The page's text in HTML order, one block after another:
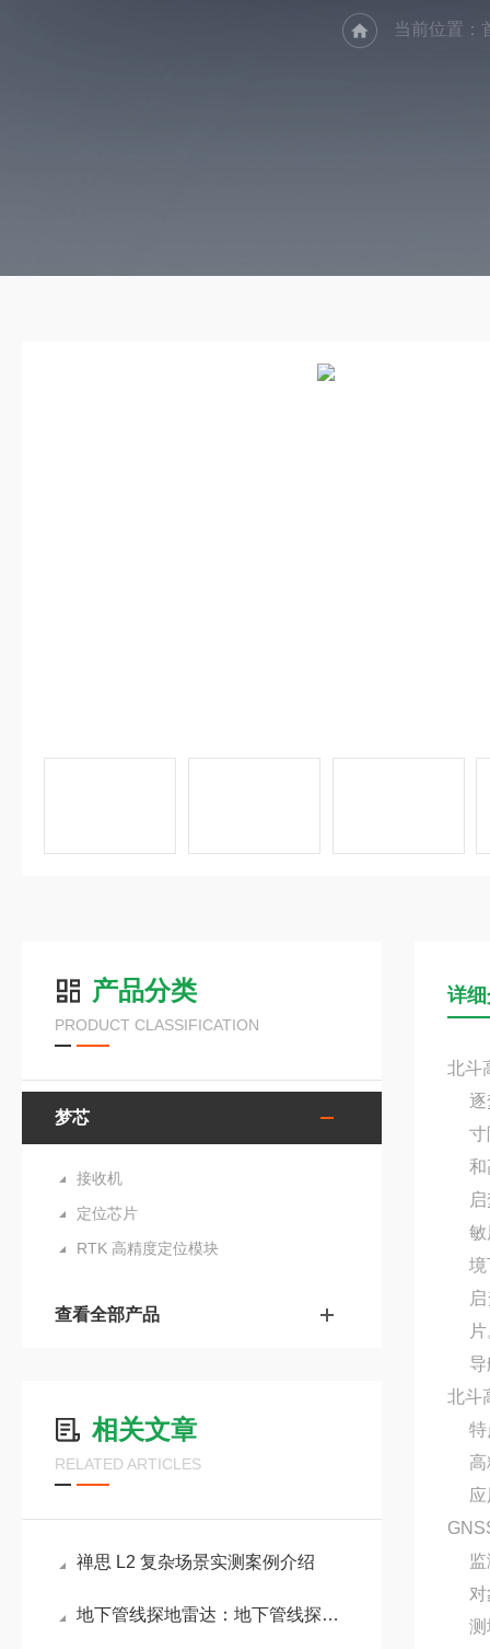
当前位置：
产品分类
PRODUCT CLASSIFICATION
梦芯
接收机
定位芯片
RTK 高精度定位模块
查看全部产品
相关文章
RELATED ARTICLES
禅思 L2 复杂场景实测案例介绍
地下管线探地雷达：地下管线探测的透视眼
详
北斗
逐
寸
和
敏
境
北斗
特
高
测